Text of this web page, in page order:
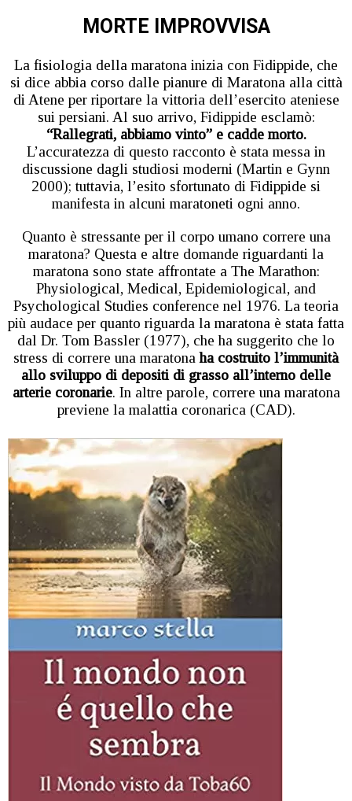
MORTE IMPROVVISA
La fisiologia della maratona inizia con Fidippide, che
si dice abbia corso dalle pianure di Maratona alla città
di Atene per riportare la vittoria dell’esercito ateniese
sui persiani. Al suo arrivo, Fidippide esclamò:
“Rallegrati, abbiamo vinto” e cadde morto.
L’accuratezza di questo racconto è stata messa in
discussione dagli studiosi moderni (Martin e Gynn
2000); tuttavia, l’esito sfortunato di Fidippide si
manifesta in alcuni maratoneti ogni anno.
Quanto è stressante per il corpo umano correre una
maratona? Questa e altre domande riguardanti la
maratona sono state affrontate a The Marathon:
Physiological, Medical, Epidemiological, and
Psychological Studies conference nel 1976. La teoria
più audace per quanto riguarda la maratona è stata fatta
dal Dr. Tom Bassler (1977), che ha suggerito che lo
stress di correre una maratona ha costruito l’immunità
allo sviluppo di depositi di grasso all’interno delle
arterie coronarie. In altre parole, correre una maratona
previene la malattia coronarica (CAD).